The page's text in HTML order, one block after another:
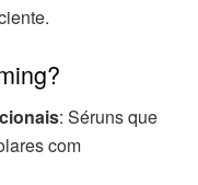
: Séruns que
com